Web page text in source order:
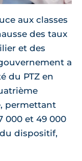
aux classes
des taux
et des
a
du PTZ en
permettant
000 et 49 000
dispositif,